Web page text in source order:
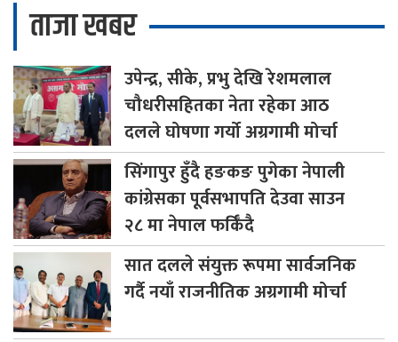
ताजा खबर
उपेन्द्र,सीके, प्रभु देखि रेशमलाल
चौधरीसहितका नेता रहेका आठ
दलले घोषणा गर्यो अग्रगामी मोर्चा
सिंगापुरहुँदै हङकङ पुगेका नेपाली
कांग्रेसका पूर्वसभापति देउवा साउन
२८ मा नेपाल फर्किँदै
सातदलले संयुक्त रूपमा सार्वजनिक
गर्दै नयाँ राजनीतिक अग्रगामी मोर्चा